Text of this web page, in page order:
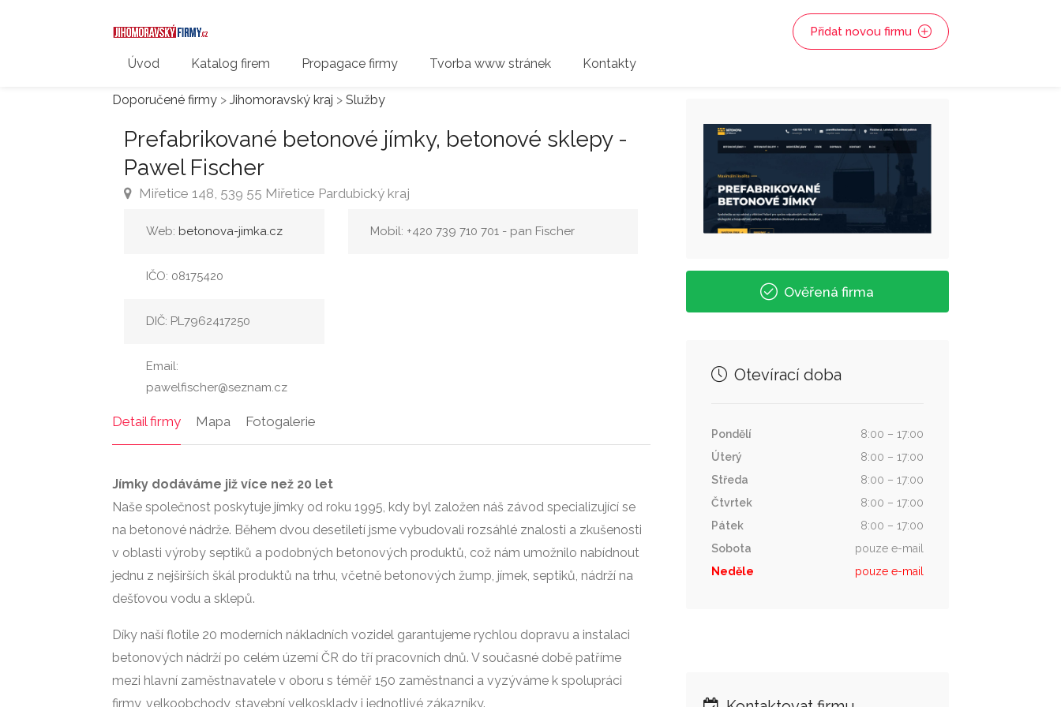
Úvod Katalog firem Propagace firmy Tvorba www stránek Kontakty
Přidat novou firmu
Doporučené firmy > Jihomoravský kraj > Služby
Prefabrikované betonové jímky, betonové sklepy -
Pawel Fischer
Miřetice 148, 539 55 Miřetice Pardubický kraj
Web: betonova-jimka.cz
IČO: 08175420
DIČ: PL7962417250
Email:
pawelfischer@seznam.cz
Mobil: +420 739 710 701 - pan Fischer
Detail firmy Mapa Fotogalerie
Jímky dodáváme již více než 20 let
Naše společnost poskytuje jímky od roku 1995, kdy byl založen náš závod specializující se
na betonové nádrže. Během dvou desetiletí jsme vybudovali rozsáhlé znalosti a zkušenosti
v oblasti výroby septiků a podobných betonových produktů, což nám umožnilo nabídnout
jednu z nejširších škál produktů na trhu, včetně betonových žump, jímek, septiků, nádrží na
dešťovou vodu a sklepů.
Díky naší flotile 20 moderních nákladních vozidel garantujeme rychlou dopravu a instalaci
betonových nádrží po celém území ČR do tří pracovních dnů. V současné době patříme
mezi hlavní zaměstnavatele v oboru s téměř 150 zaměstnanci a vyzýváme k spolupráci
firmy, velkoobchody, stavební velkosklady i jednotlivé zákazníky.
Ověřená firma
Otevírací doba
Pondělí
8:00 – 17:00
Úterý
8:00 – 17:00
Středa
8:00 – 17:00
Čtvrtek
8:00 – 17:00
Pátek
8:00 – 17:00
Sobota
pouze e-mail
Neděle
pouze e-mail